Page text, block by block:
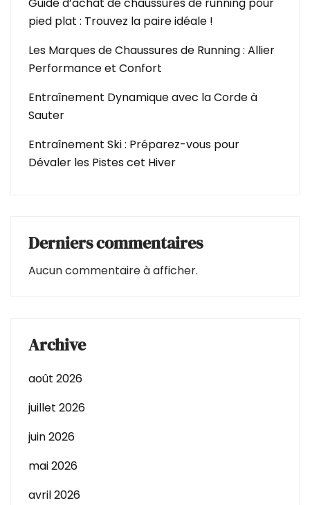
pied plat : Trouvez la paire idéale !
Les Marques de Chaussures de Running : Allier
Performance et Confort
Entraînement Dynamique avec la Corde à
Sauter
Entraînement Ski : Préparez-vous pour
Dévaler les Pistes cet Hiver
Derniers commentaires
Aucun commentaire à afficher.
Archive
août 2026
juillet 2026
juin 2026
mai 2026
avril 2026